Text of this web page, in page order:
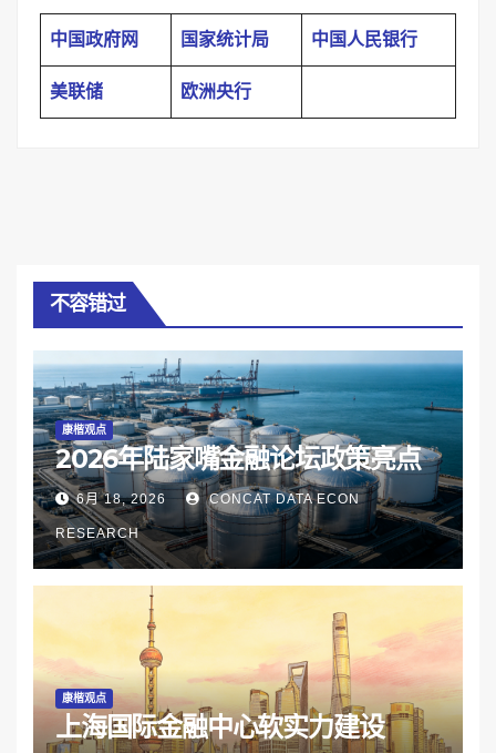
中国政府网 国家统计局 中国人民银行
美联储 欧洲央行
不容错过
康楷观点
2026年陆家嘴金融论坛政策亮点
6月 18, 2026 CONCAT DATA ECON
RESEARCH
康楷观点
上海国际金融中心软实力建设